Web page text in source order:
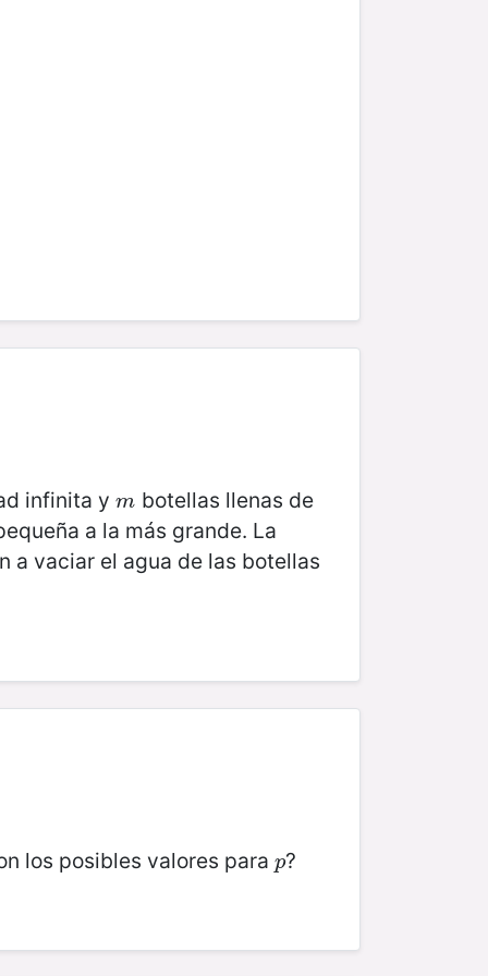
infinita ym
m botellas llenas de
a la más grande. La
a vaciar el agua de las botellas
los posibles valores para p
p?